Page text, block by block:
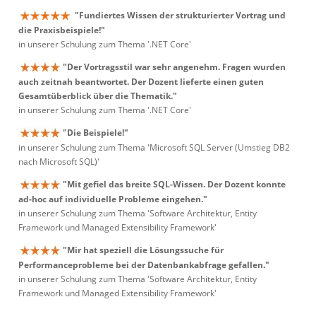
"Fundiertes Wissen der strukturierter Vortrag und
die Praxisbeispiele!"
in unserer Schulung zum Thema '.NET Core'
"Der Vortragsstil war sehr angenehm. Fragen wurden
auch zeitnah beantwortet. Der Dozent lieferte einen guten
Gesamtüberblick über die Thematik."
in unserer Schulung zum Thema '.NET Core'
"Die Beispiele!"
in unserer Schulung zum Thema 'Microsoft SQL Server (Umstieg DB2
nach Microsoft SQL)'
"Mit gefiel das breite SQL-Wissen. Der Dozent konnte
ad-hoc auf individuelle Probleme eingehen."
in unserer Schulung zum Thema 'Software Architektur, Entity
Framework und Managed Extensibility Framework'
"Mir hat speziell die Lösungssuche für
Performanceprobleme bei der Datenbankabfrage gefallen."
in unserer Schulung zum Thema 'Software Architektur, Entity
Framework und Managed Extensibility Framework'